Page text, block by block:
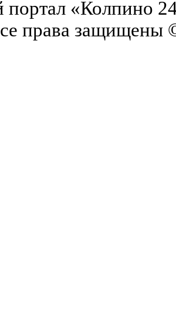
портал «Колпино
права защищены